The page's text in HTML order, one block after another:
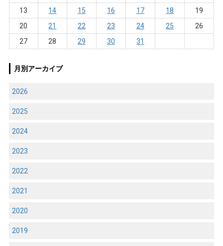
13
14 15 16 17 18
19
20
21 22 23 24 25
26
27
28 29 30 31
月別アーカイブ
2026
2025
2024
2023
2022
2021
2020
2019